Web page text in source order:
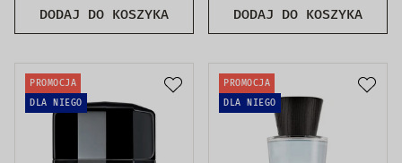
DODAJ DO KOSZYKA DODAJ DO KOSZYKA
PROMOCJA
DLA NIEGO
PROMOCJA
DLA NIEGO